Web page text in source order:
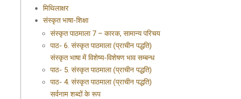
मिथिलाक्षर
संस्कृत भाषा-शिक्षा
संस्कृत पाठमाला 7 – कारक, सामान्य परिचय
पाठ- 6. संस्कृत पाठमाला (प्राचीन पद्धति)
संस्कृत भाषा में विशेष्य-विशेषण भाव सम्बन्ध
पाठ- 5. संस्कृत पाठमाला (प्राचीन पद्धति)
पाठ- 4. संस्कृत पाठमाला (प्राचीन पद्धति)
सर्वनाम शब्दों के रूप